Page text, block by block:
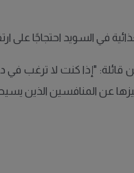
في السويد احتجاجًا على
"إذا كنت لا ترغب في
عن المنافسين الذين